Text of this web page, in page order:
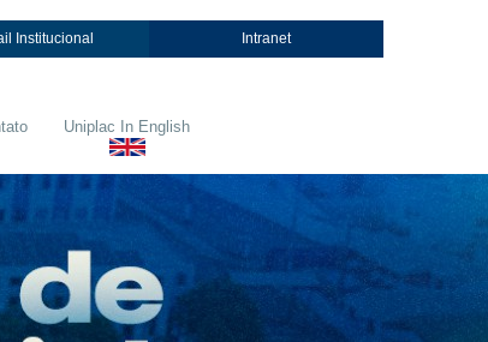
Institucional Intranet
Uniplac In English